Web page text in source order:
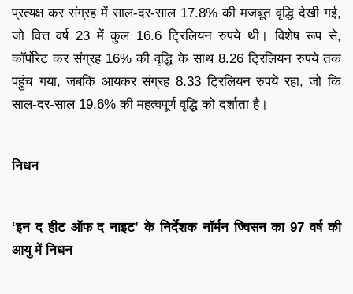
प्रत्यक्ष कर संग्रह में साल-दर-साल 17.8% की मजबूत वृद्धि देखी गई,
जो वित्त वर्ष 23 में कुल 16.6 ट्रिलियन रुपये थी। विशेष रूप से,
कॉर्पोरेट कर संग्रह 16% की वृद्धि के साथ 8.26 ट्रिलियन रुपये तक
पहुंच गया, जबकि आयकर संग्रह 8.33 ट्रिलियन रुपये रहा, जो कि
साल-दर-साल 19.6% की महत्वपूर्ण वृद्धि को दर्शाता है।
निधन
‘इन द हीट ऑफ द नाइट’ के निर्देशक नॉर्मन ज्विसन का 97 वर्ष की
आयु में निधन